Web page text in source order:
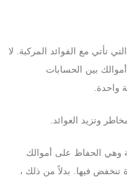
تأتي مع الفوائد المركبة. لا
بين الحسابات
واحدة.
وتزيد العوائد.
وهي الحفاظ على أموالك
فيها. بدلاً من ذلك ،